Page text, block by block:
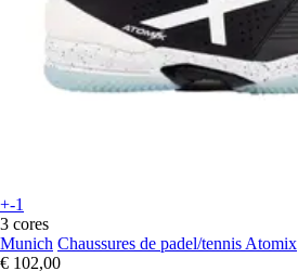
+-1
3 cores
Munich Chaussures de padel/tennis Atomix
€ 102,00